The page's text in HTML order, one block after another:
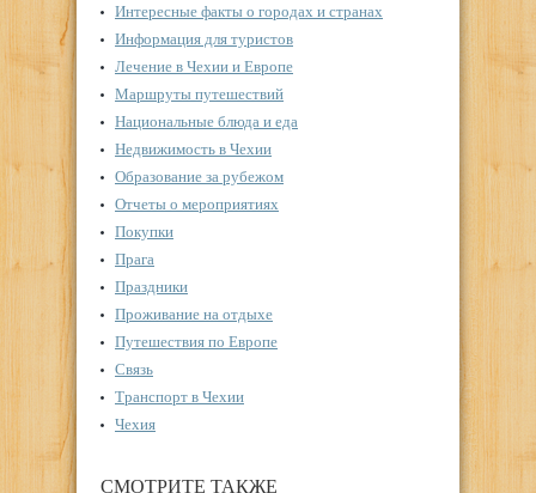
Интересные факты о городах и странах
Информация для туристов
Лечение в Чехии и Европе
Маршруты путешествий
Национальные блюда и еда
Недвижимость в Чехии
Образование за рубежом
Отчеты о мероприятиях
Покупки
Прага
Праздники
Проживание на отдыхе
Путешествия по Европе
Связь
Транспорт в Чехии
Чехия
СМОТРИТЕ ТАКЖЕ